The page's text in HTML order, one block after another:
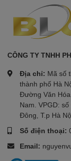
CÔNG TY TNHH
Địa chỉ: Mã số
thành phố Hà
Đường Văn
Nam. VPGD:
Đông, T.p Hà
Số điện thoại:
Email: